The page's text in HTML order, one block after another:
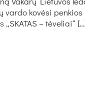
ko­vė­si pen­kios
– tė­ve­liai“